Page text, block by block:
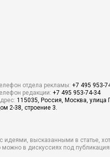
отдела рекламы: +7 495 953-
редакции: +7 495 953-74-34
115035, Россия, Москва, улица
2-38, строение 3.
идеями, высказанными в статье,
можно в дискуссиях под